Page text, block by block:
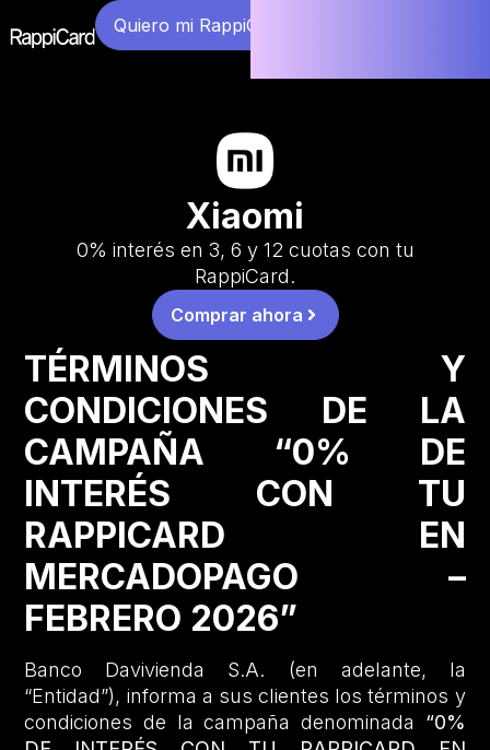
Quiero mi RappiCard
Xiaomi
0% interés en 3, 6 y 12 cuotas con tu
RappiCard.
Comprar ahora
TÉRMINOS Y
CONDICIONES DE LA
CAMPAÑA “0% DE
INTERÉS CON TU
RAPPICARD EN
MERCADOPAGO –
FEBRERO 2026”
Banco Davivienda S.A. (en adelante, la
“Entidad”), informa a sus clientes los términos y
condiciones de la campaña denominada “0%